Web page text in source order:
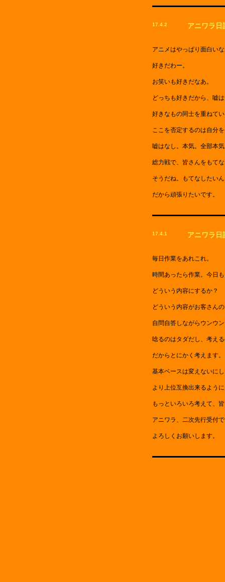
17.4.2 アニワラ日
アニメはやっぱり面白い
好きだわー。
お笑いも好きだなあ。
どっちも好きだから、嘘
好きなもの同士を重ねて
ここを否定するのは自分
嘘はなし。本気。全部本
総力戦で、皆さんをもて
そうだね。もてなしたい
だから頑張りたいです。
17.4.1 アニワラ日
毎日作業をあれこれ。
時間あったら作業。今日
どういう内容にするか？
どういう内容がお客さん
自問自答しながらウンウ
唸るのはタダだし、考え
だからとにかく考えます。
基本ベースは変えないに
より上位互換出来るよう
もっといろいろ考えて、
アニワラ、二次先行受付
よろしくお願いします。